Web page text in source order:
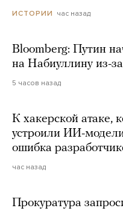
ИСТОРИИ час назад
Bloomberg: Путин
на Набиуллину из-
5 часов назад
К хакерской атаке,
устроили ИИ-
ошибка
час назад
Прокуратура